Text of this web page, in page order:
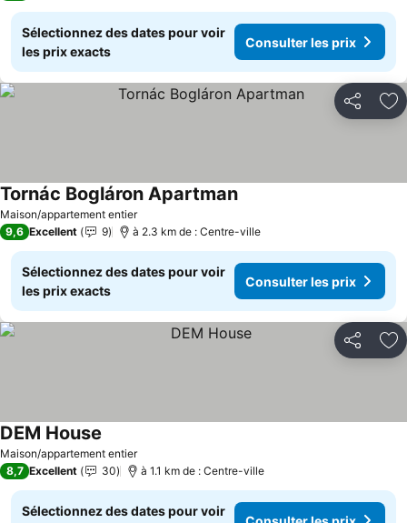
Sélectionnez des dates pour voir
les prix exacts
Consulter les prix
Partager
Maison/appartement entier
Tornác Bogláron ApartmanConsulter les prix
9,6 Excellent 9 à 2.3 km de : Centre-ville
Sélectionnez des dates pour voir
les prix exacts
Consulter les prix
Partager
Maison/appartement entier
DEM House
8,7 Excellent 30 à 1.1 km de : Centre-ville
Sélectionnez des dates pour voir